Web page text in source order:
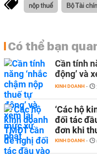
nộp thuế Bộ Tài
Có thể bạn
Cần tính
động’ và
KINH DOANH -
‘Các hộ
đối tác
đơn khi
KINH DOANH -